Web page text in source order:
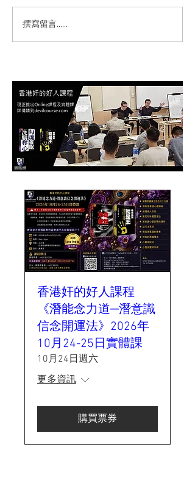
撰寫留言......
香港奸的好人課程
《潛能念力道─潛意識
信念開運法》2026年
10月24-25日實體課
10月24日週六
更多資訊
購買票券